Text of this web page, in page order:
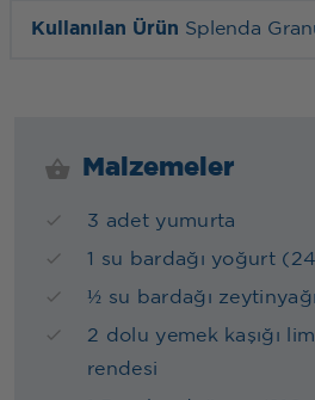
Kullanılan Ürün Splenda
Malzemeler
3 adet yumurta
1 su bardağı yoğurt
½ su bardağı
2 dolu yemek kaşığı
rendesi